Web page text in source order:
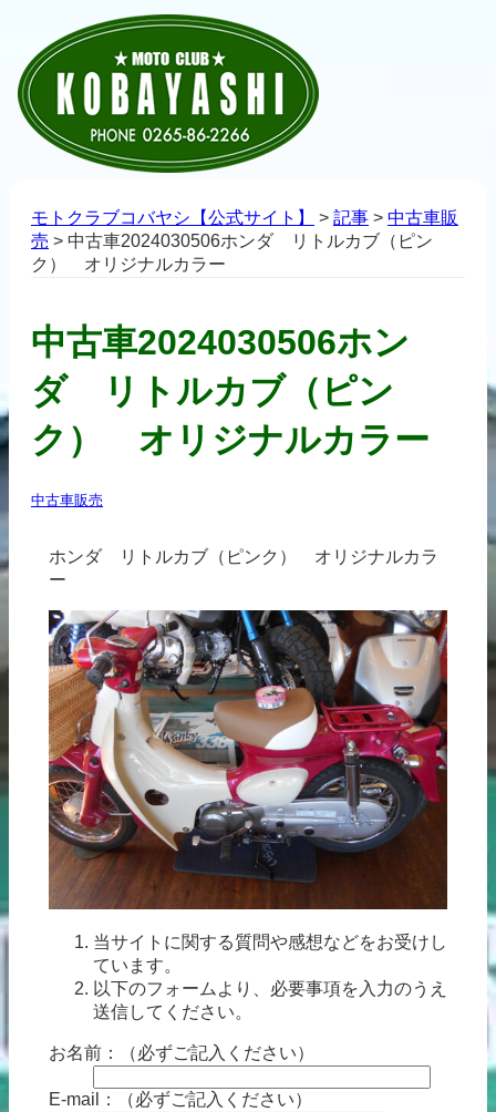
モトクラブコバヤシ【公式サイト】 > 記事 > 中古車販
売 > 中古車2024030506ホンダ リトルカブ（ピン
ク） オリジナルカラー
中古車2024030506ホン
ダ リトルカブ（ピン
ク） オリジナルカラー
中古車販売
ホンダ リトルカブ（ピンク） オリジナルカラ
ー
当サイトに関する質問や感想などをお受けし
ています。
以下のフォームより、必要事項を入力のうえ
送信してください。
お名前：（必ずご記入ください）
E-mail： （必ずご記入ください）